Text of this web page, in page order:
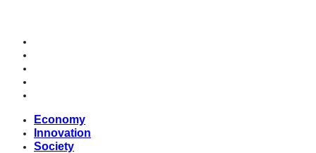
Economy
Innovation
Society